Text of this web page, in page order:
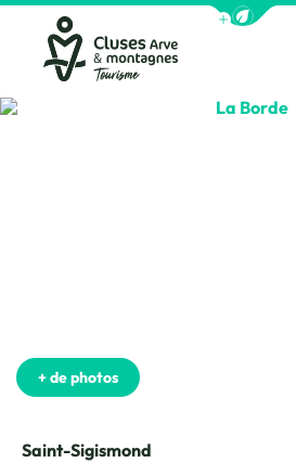
Afficher la
Cluses Arve &amp; montagnes
Saint-Sigismond
La
+ de photos